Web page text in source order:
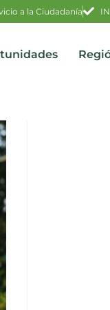
a la Ciudadanía